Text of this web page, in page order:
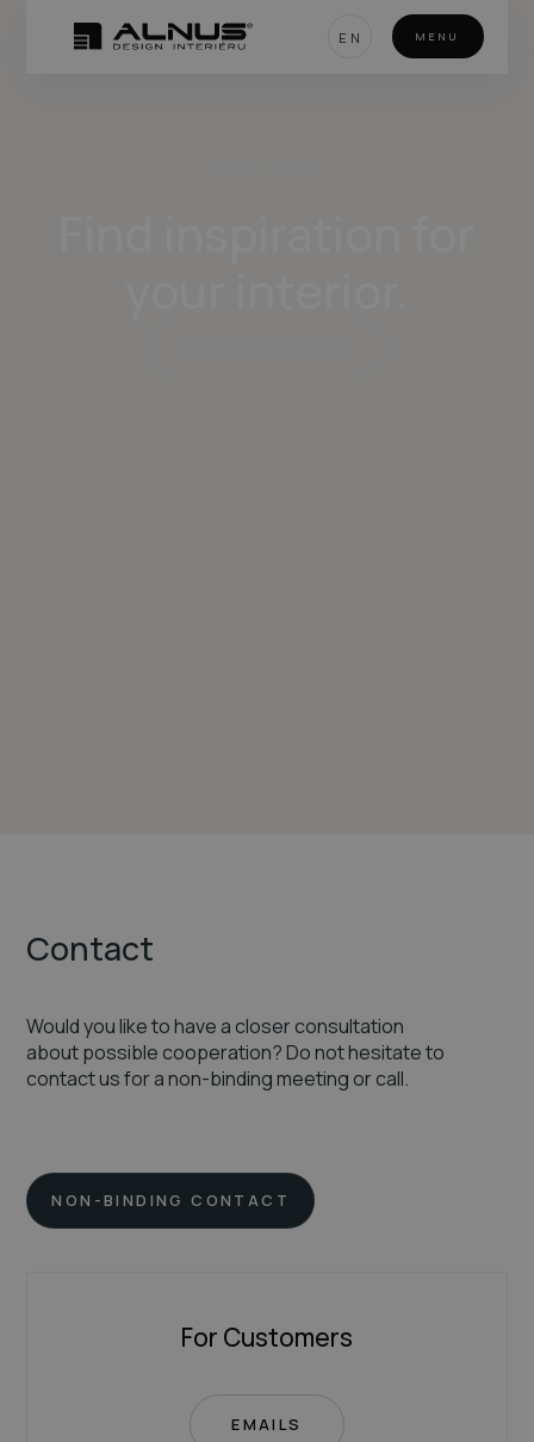
EN MENU
Contact
Would you like to have a closer consultation
about possible cooperation? Do not hesitate to
contact us for a non-binding meeting or call.
NON-BINDING CONTACT
For Customers
EMAILS